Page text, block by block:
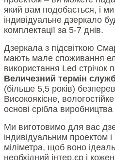
який вам подобається, і
індивідуальне дзеркало
комплектації за 5-7 днів.
Дзеркала з підсвіткою
мають мале споживання
використання Led стрічок
Величезний термін
(більше 5,5 років)
Високоякісне,
основі срібла виробництва
Ми виготовимо для вас
індивідуальним проектом
міліметра, щоб воно
необхідний інтер,єр і